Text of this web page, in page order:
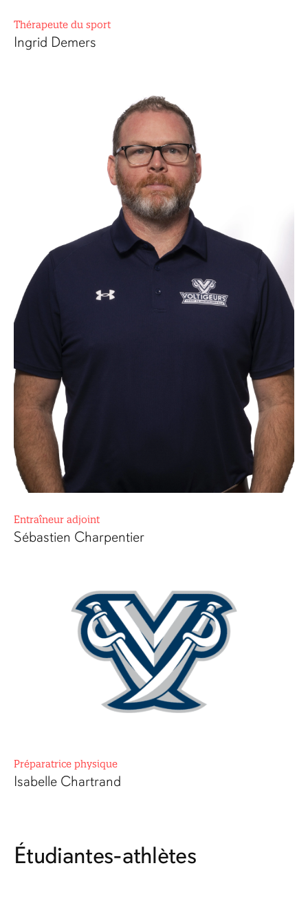
Thérapeute du sport
Ingrid Demers
Entraîneur adjoint
Sébastien Charpentier
Préparatrice physique
Isabelle Chartrand
Étudiantes-athlètes